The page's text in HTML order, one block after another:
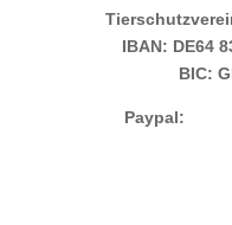
IBAN: DE64
BIC:
Paypal: